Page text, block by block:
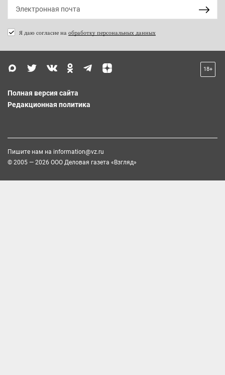
Я даю согласие на обработку персональных данных
18+
Полная версия сайта
Редакционная политика
Пишите нам на information@vz.ru
© 2005 — 2026 ООО Деловая газета «Взгляд»